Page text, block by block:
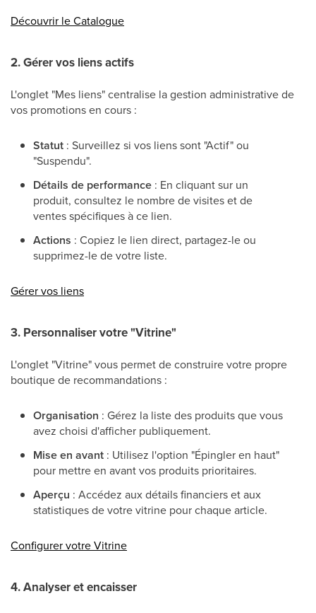
Découvrir le Catalogue
2. Gérer vos liens actifs
L'onglet "Mes liens" centralise la gestion administrative de
vos promotions en cours :
Statut : Surveillez si vos liens sont "Actif" ou
"Suspendu".
Détails de performance : En cliquant sur un
produit, consultez le nombre de visites et de
ventes spécifiques à ce lien.
Actions : Copiez le lien direct, partagez-le ou
supprimez-le de votre liste.
Gérer vos liens
3. Personnaliser votre "Vitrine"
L'onglet "Vitrine" vous permet de construire votre propre
boutique de recommandations :
Organisation : Gérez la liste des produits que vous
avez choisi d'afficher publiquement.
Mise en avant : Utilisez l'option "Épingler en haut"
pour mettre en avant vos produits prioritaires.
Aperçu : Accédez aux détails financiers et aux
statistiques de votre vitrine pour chaque article.
Configurer votre Vitrine
4. Analyser et encaisser